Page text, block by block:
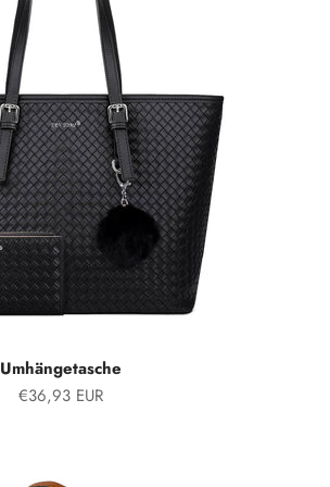
Umhängetasche
Angebot
€36,93 EUR